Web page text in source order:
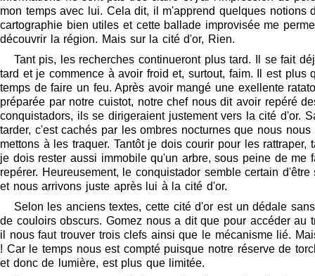
mon temps avec lui. Cela dit, il m'apprend quelques notions
cartographie bien utiles et cette ballade improvisée me
découvrir la région. Mais sur la cité d'or, Rien.
Tant pis, les recherches continueront plus tard. Il se fait
tard et je commence à avoir froid et, surtout, faim. Il est plus
temps de faire un feu. Après avoir mangé une exellente
préparée par notre cuistot, notre chef nous dit avoir repéré
conquistadors, ils se dirigeraient justement vers la cité d'or.
tarder, c'est cachés par les ombres nocturnes que nous nous
mettons à les traquer. Tantôt je dois courir pour les rattraper,
je dois rester aussi immobile qu'un arbre, sous peine de me
repérer. Heureusement, le conquistador semble certain d'être
et nous arrivons juste après lui à la cité d'or.
Selon les anciens textes, cette cité d'or est un dédale
de couloirs obscurs. Gomez nous a dit que pour accéder au
il nous faut trouver trois clefs ainsi que le mécanisme lié.
! Car le temps nous est compté puisque notre réserve de
et donc de lumière, est plus que limitée.